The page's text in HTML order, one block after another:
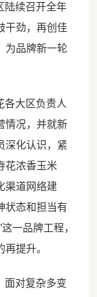
续召开全年
干劲，再创佳
为品牌新一轮
大区负责人
情况，并就新
深化认识，紧
花浓香玉米
渠道网络建
状态和担当有
一品牌工程，
提升。
对复杂多变